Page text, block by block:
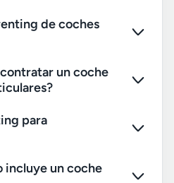
de coches
un coche
para
incluye un coche